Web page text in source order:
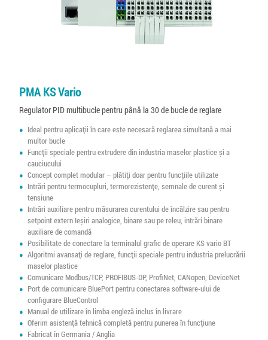
PMA KS Vario
Regulator PID multibucle pentru până la 30 de bucle de reglare
Ideal pentru aplicații în care este necesară reglarea simultană a mai
multor bucle
Funcții speciale pentru extrudere din industria maselor plastice și a
cauciucului
Concept complet modular – plătiți doar pentru funcțiile utilizate
Intrări pentru termocupluri, termorezistențe, semnale de curent și
tensiune
Intrări auxiliare pentru măsurarea curentului de încălzire sau pentru
setpoint extern Ieșiri analogice, binare sau pe releu, intrări binare
auxiliare de comandă
Posibilitate de conectare la terminalul grafic de operare KS vario BT
Algoritmi avansați de reglare, funcții speciale pentru industria prelucrării
maselor plastice
Comunicare Modbus/TCP, PROFIBUS-DP, ProfiNet, CANopen, DeviceNet
Port de comunicare BluePort pentru conectarea software-ului de
configurare BlueControl
Manual de utilizare în limba engleză inclus în livrare
Oferim asistență tehnică completă pentru punerea în funcțiune
Fabricat în Germania / Anglia